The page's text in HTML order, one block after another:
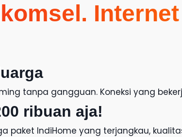
.
tanpa gangguan. Koneksi yang
ribuan aja!
paket IndiHome yang terjangkau,